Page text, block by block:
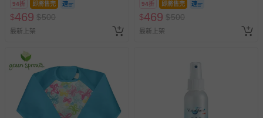
94折 即將售完
$469 $500
最新上架
94折 即將售完
$469 $500
最新上架